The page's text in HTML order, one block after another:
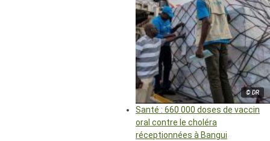
© DR
Santé : 660 000 doses de vaccin
oral contre le choléra
réceptionnées à Bangui